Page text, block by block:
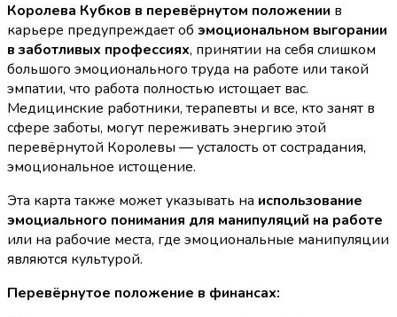
Королева Кубков в перевёрнутом положении в
карьере предупреждает об эмоциональном выгорании
в заботливых профессиях, принятии на себя слишком
большого эмоционального труда на работе или такой
эмпатии, что работа полностью истощает вас.
Медицинские работники, терапевты и все, кто занят в
сфере заботы, могут переживать энергию этой
перевёрнутой Королевы — усталость от сострадания,
эмоциональное истощение.
Эта карта также может указывать на использование
эмоциального понимания для манипуляций на работе
или на рабочие места, где эмоциональные манипуляции
являются культурой.
Перевёрнутое положение в финансах: